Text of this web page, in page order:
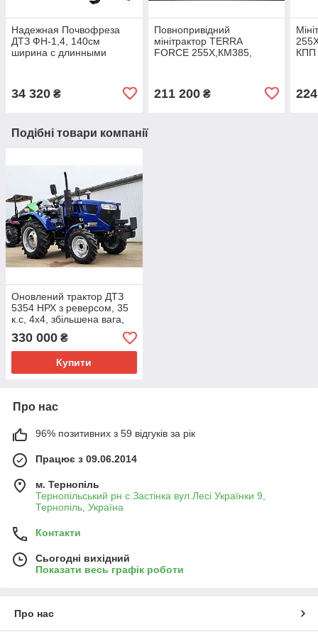
Надежная Почвофреза
ДТЗ ФН-1,4, 140см
ширина с длинными
34 320 ₴
Повнопривідний
мінітрактор TERRA
FORCE 255Х,КМ385,
211 200₴
КПП
Подібні товари компанії
Оновлений трактор ДТЗ
5354 НРХ з реверсом, 35
к.с, 4х4, збільшена вага,
рівна підлога, широкі
шини
330 000 ₴
Купити
Про нас
96% позитивних з 59 відгуків за рік
Працює з 09.06.2014
м. Тернопіль
Тернопільський рн с.Застінка вул.Лесі Українки 9,
Тернопіль, Україна
Контакти
Сьогодні вихідний
Показати весь графік роботи
Про нас